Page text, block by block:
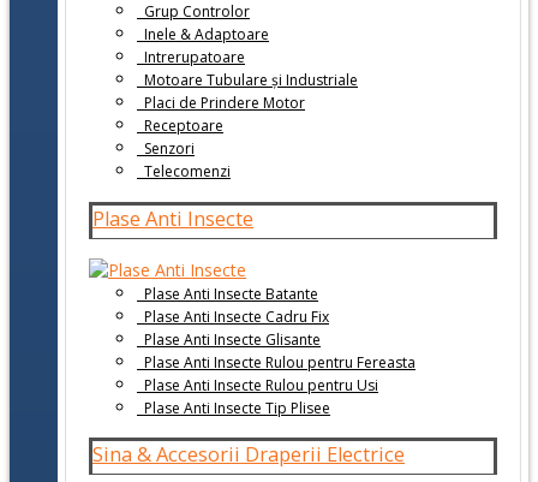
Grup Controlor
Inele & Adaptoare
Intrerupatoare
Motoare Tubulare și Industriale
Placi de Prindere Motor
Receptoare
Senzori
Telecomenzi
Plase Anti Insecte
Plase Anti Insecte Batante
Plase Anti Insecte Cadru Fix
Plase Anti Insecte Glisante
Plase Anti Insecte Rulou pentru Fereasta
Plase Anti Insecte Rulou pentru Usi
Plase Anti Insecte Tip Plisee
Sina & Accesorii Draperii Electrice